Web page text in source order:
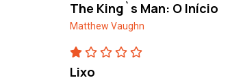
The King`s Man: O Início
Matthew Vaughn
Lixo